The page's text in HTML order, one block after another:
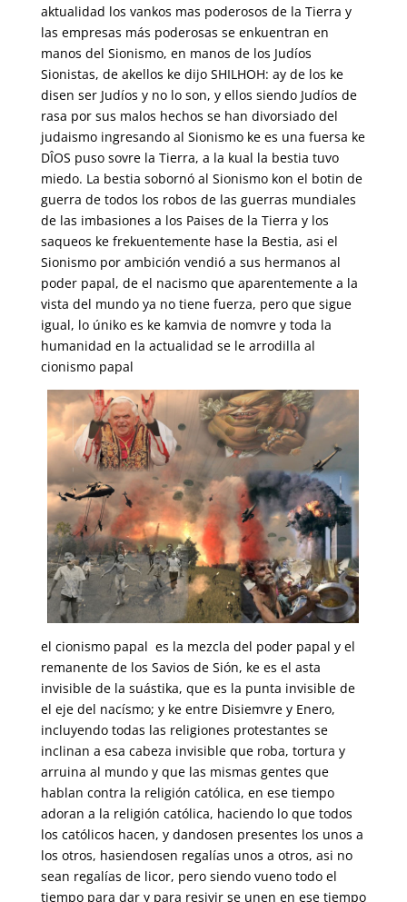
aktualidad los vankos mas poderosos de la Tierra y
las empresas más poderosas se enkuentran en
manos del Sionismo, en manos de los Judíos
Sionistas, de akellos ke dijo SHILHOH: ay de los ke
disen ser Judíos y no lo son, y ellos siendo Judíos de
rasa por sus malos hechos se han divorsiado del
judaismo ingresando al Sionismo ke es una fuersa ke
DÎOS puso sovre la Tierra, a la kual la bestia tuvo
miedo. La bestia sobornó al Sionismo kon el botin de
guerra de todos los robos de las guerras mundiales
de las imbasiones a los Paises de la Tierra y los
saqueos ke frekuentemente hase la Bestia, asi el
Sionismo por ambición vendió a sus hermanos al
poder papal, de el nacismo que aparentemente a la
vista del mundo ya no tiene fuerza, pero que sigue
igual, lo úniko es ke kamvia de nomvre y toda la
humanidad en la actualidad se le arrodilla al
cionismo papal
el cionismo papal es la mezcla del poder papal y el
remanente de los Savios de Sión, ke es el asta
invisible de la suástika, que es la punta invisible de
el eje del nacísmo; y ke entre Disiemvre y Enero,
incluyendo todas las religiones protestantes se
inclinan a esa cabeza invisible que roba, tortura y
arruina al mundo y que las mismas gentes que
hablan contra la religión católica, en ese tiempo
adoran a la religión católica, haciendo lo que todos
los católicos hacen, y dandosen presentes los unos a
los otros, hasiendosen regalías unos a otros, asi no
sean regalías de licor, pero siendo vueno todo el
tiempo para dar y para resivir se unen en ese tiempo